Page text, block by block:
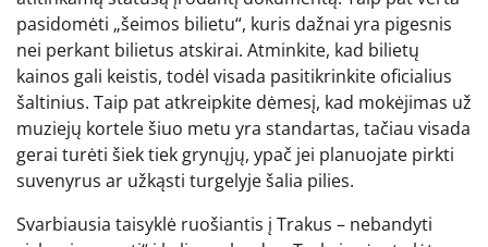
pasidomėti „šeimos bilietu“, kuris dažnai yra pigesnis
nei perkant bilietus atskirai. Atminkite, kad bilietų
kainos gali keistis, todėl visada pasitikrinkite oficialius
šaltinius. Taip pat atkreipkite dėmesį, kad mokėjimas už
muziejų kortele šiuo metu yra standartas, tačiau visada
gerai turėti šiek tiek grynųjų, ypač jei planuojate pirkti
suvenyrus ar užkąsti turgelyje šalia pilies.
Svarbiausia taisyklė ruošiantis į Trakus – nebandyti